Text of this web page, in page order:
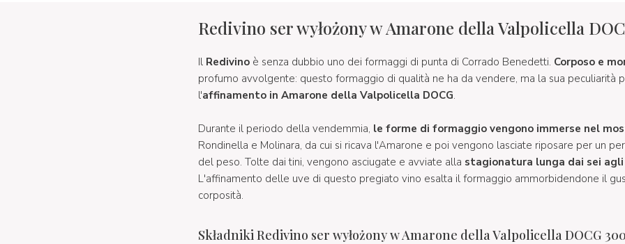
Redivino ser wyłożony w Amarone della Valpolicella
Il Redivinoè senza dubbio uno dei formaggi di punta di Corrado Benedetti. Corposo e
profumo avvolgente: questo formaggio di qualità ne ha da vendere, ma la sua peculiarità
l'affinamento in Amarone della Valpolicella DOCG.
Durante il periodo della vendemmia, le forme di formaggio vengono immerse nel
Rondinella e Molinara, da cui si ricava l'Amarone e poi vengono lasciate riposare per un
del peso. Tolte dai tini, vengono asciugate e avviate alla stagionatura lunga dai sei
L'affinamento delle uve di questo pregiato vino esalta il formaggio ammorbidendone il
corposità.
Składniki Redivino ser wyłożony w Amarone della Valpolicella DOCG